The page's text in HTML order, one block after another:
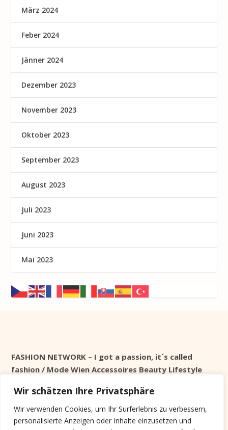
Wir schätzen Ihre Privatsphäre
Wir verwenden Cookies, um Ihr Surferlebnis zu verbessern,
personalisierte Anzeigen oder Inhalte einzusetzen und
März 2024
Feber 2024
Jänner 2024
Dezember 2023
November 2023
Oktober 2023
September 2023
August 2023
Juli 2023
Juni 2023
Mai 2023
FASHION NETWORK – I got a passion, it´s called
fashion / Mode Wien Accessoires Beauty Lifestyle
Seit 1998 online
Cookie Info